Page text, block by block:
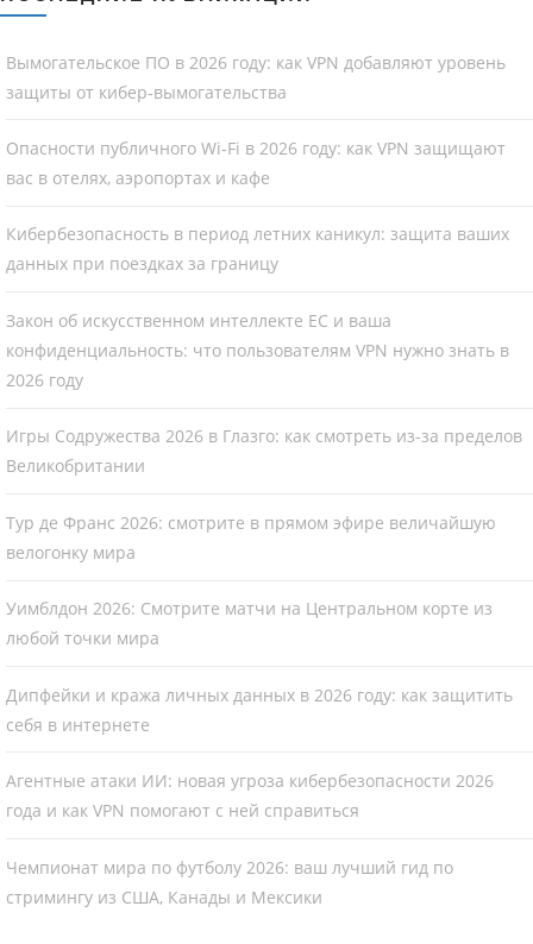
Вымогательское ПО в 2026 году: как VPN добавляют уровень
защиты от кибер-вымогательства
Опасности публичного Wi-Fi в 2026 году: как VPN защищают
вас в отелях, аэропортах и кафе
Кибербезопасность в период летних каникул: защита ваших
данных при поездках за границу
Закон об искусственном интеллекте ЕС и ваша
конфиденциальность: что пользователям VPN нужно знать в
2026 году
Игры Содружества 2026 в Глазго: как смотреть из-за пределов
Великобритании
Тур де Франс 2026: смотрите в прямом эфире величайшую
велогонку мира
Уимблдон 2026: Смотрите матчи на Центральном корте из
любой точки мира
Дипфейки и кража личных данных в 2026 году: как защитить
себя в интернете
Агентные атаки ИИ: новая угроза кибербезопасности 2026
года и как VPN помогают с ней справиться
Чемпионат мира по футболу 2026: ваш лучший гид по
стримингу из США, Канады и Мексики